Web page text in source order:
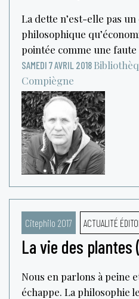
La dette n’est-elle pas
philosophique
pointée comme une faute
SAMEDI 7 AVRIL 2018
Compiègne
Citephilo 2017 ACTUALITÉ
La vie des plantes
Nous en parlons à peine
échappe. La philosophie